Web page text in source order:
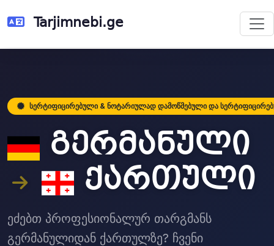
Tarjimnebi.ge
სერტიფიცირებული & ნოტარიულად დამოწმებული და
გერმანული
ქართული
ეძებთ პროფესიონალურ თარგმანს
გერმანულიდან ქართულზე? ჩვენი